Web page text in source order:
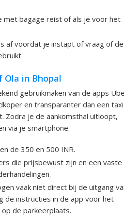
met bagage reist of als je voor het
af voordat je instapt of vraag of de
Ola in Bhopal
gebruikmaken van de apps
en transparanter dan een taxi
Zodra je de aankomsthal uitloopt,
via je smartphone.
de 350 en 500 INR.
die prijsbewust zijn en een vaste
vaak niet direct bij de uitgang
de instructies in de app voor het
de parkeerplaats.